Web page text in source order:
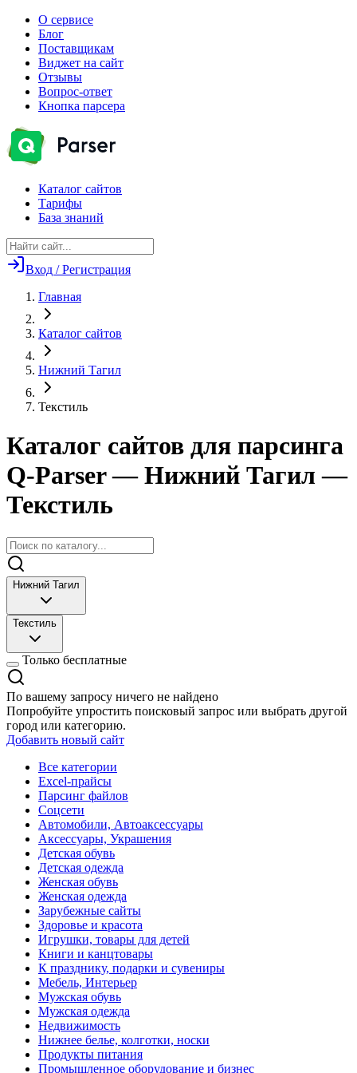
О сервисе
Блог
Поставщикам
Виджет на сайт
Отзывы
Вопрос-ответ
Кнопка парсера
Каталог сайтов
Тарифы
База знаний
Вход / Регистрация
Главная
Каталог сайтов
Нижний Тагил
Текстиль
Каталог сайтов для парсинга
Q-Parser— Нижний Тагил —
Текстиль
Нижний Тагил
Текстиль
Только бесплатные
По вашему запросу ничего не найдено
Попробуйте упростить поисковый запрос или выбрать другой
город или категорию.
Добавить новый сайт
Все категории
Excel-прайсы
Парсинг файлов
Соцсети
Автомобили, Автоаксессуары
Аксессуары, Украшения
Детская обувь
Детская одежда
Женская обувь
Женская одежда
Зарубежные сайты
Здоровье и красота
Игрушки, товары для детей
Книги и канцтовары
К празднику, подарки и сувениры
Мебель, Интерьер
Мужская обувь
Мужская одежда
Недвижимость
Нижнее белье, колготки, носки
Продукты питания
Промышленное оборудование и бизнес